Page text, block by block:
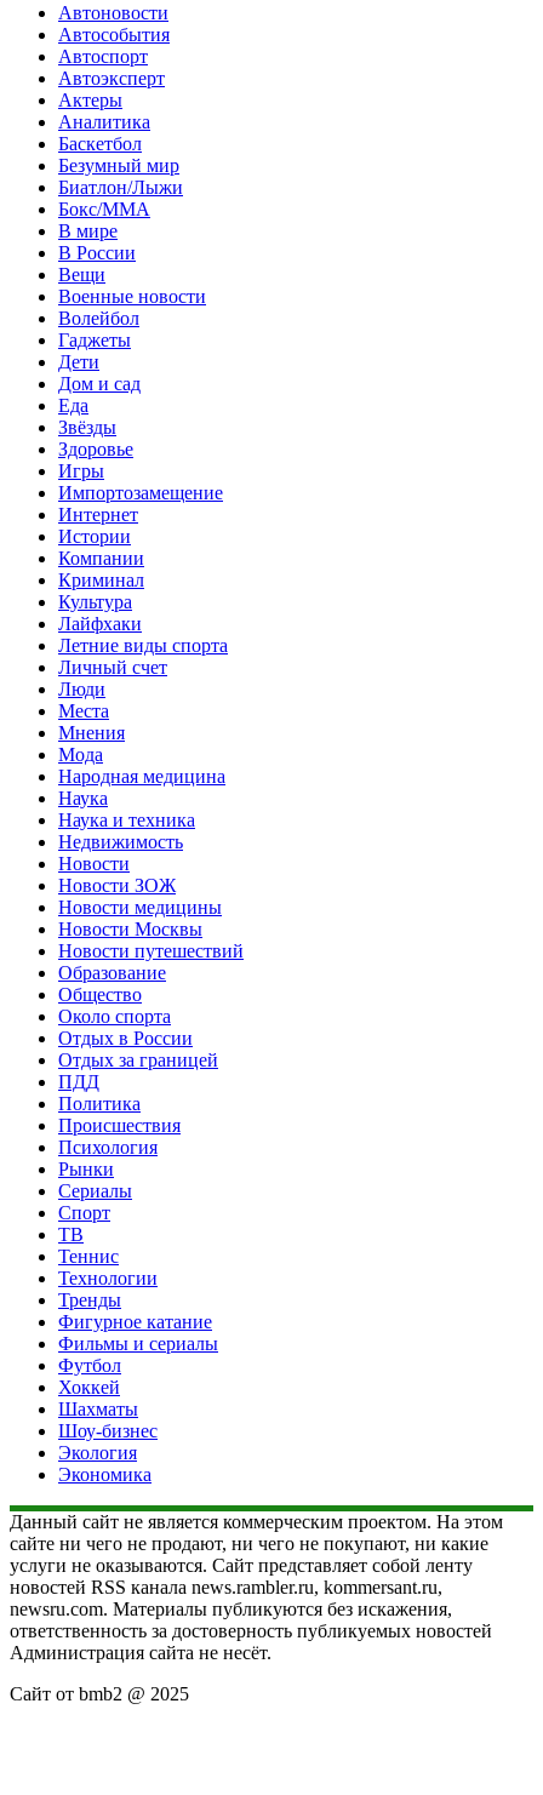
Автоновости
Автособытия
Автоспорт
Автоэксперт
Актеры
Аналитика
Баскетбол
Безумный мир
Биатлон/Лыжи
Бокс/MMA
В мире
В России
Вещи
Военные новости
Волейбол
Гаджеты
Дети
Дом и сад
Еда
Звёзды
Здоровье
Игры
Импортозамещение
Интернет
Истории
Компании
Криминал
Культура
Лайфхаки
Летние виды спорта
Личный счет
Люди
Места
Мнения
Мода
Народная медицина
Наука
Наука и техника
Недвижимость
Новости
Новости ЗОЖ
Новости медицины
Новости Москвы
Новости путешествий
Образование
Общество
Около спорта
Отдых в России
Отдых за границей
ПДД
Политика
Происшествия
Психология
Рынки
Сериалы
Спорт
ТВ
Теннис
Технологии
Тренды
Фигурное катание
Фильмы и сериалы
Футбол
Хоккей
Шахматы
Шоу-бизнес
Экология
Экономика
Данный сайт не является коммерческим проектом. На этом
сайте ни чего не продают, ни чего не покупают, ни какие
услуги не оказываются. Сайт представляет собой ленту
новостей RSS канала news.rambler.ru, kommersant.ru,
newsru.com. Материалы публикуются без искажения,
ответственность за достоверность публикуемых новостей
Администрация сайта не несёт.
Сайт от bmb2 @ 2025